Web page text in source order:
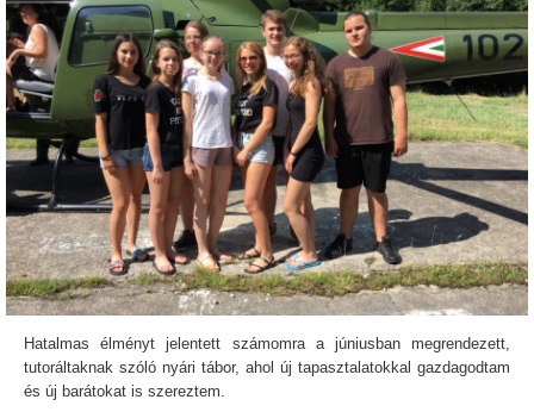
Hatalmas élményt jelentett számomra a júniusban megrendezett,
tutoráltaknak szóló nyári tábor, ahol új tapasztalatokkal gazdagodtam
és új barátokat is szereztem.